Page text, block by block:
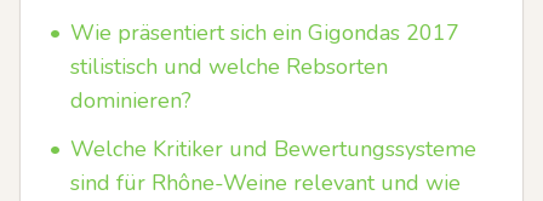
• Wie präsentiert sich ein Gigondas 2017
stilistisch und welche Rebsorten
dominieren?
• Welche Kritiker und Bewertungssysteme
sind für Rhône-Weine relevant und wie